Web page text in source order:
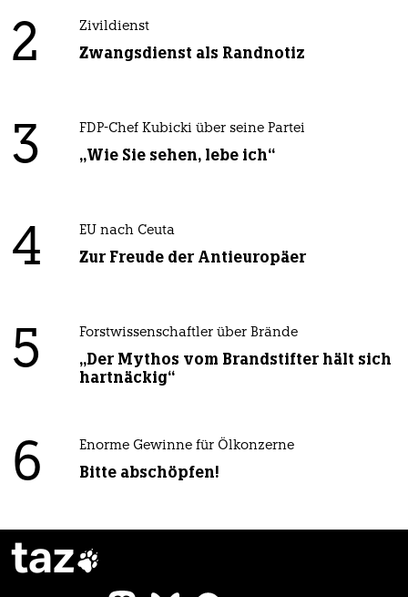
2 Zivildienst
Zwangsdienst als Randnotiz
3 FDP-Chef Kubicki über seine Partei
„Wie Sie sehen, lebe ich“
4 EU nach Ceuta
Zur Freude der Antieuropäer
5 Forstwissenschaftler über Brände
„Der Mythos vom Brandstifter hält sich
hartnäckig“
6 Enorme Gewinne für Ölkonzerne
Bitte abschöpfen!
taz